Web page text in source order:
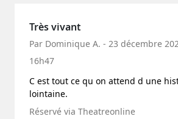
Très vivant
Par Dominique A. - 23 décembre
16h47
C est tout ce qu on attend d une
lointaine.
Réservé via Theatreonline